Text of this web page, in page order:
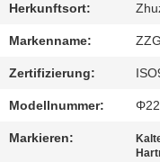
MIT
UNS
IN
Herkunftsort:
Markenname:
Zertifizierung:
Modellnummer:
Markieren: